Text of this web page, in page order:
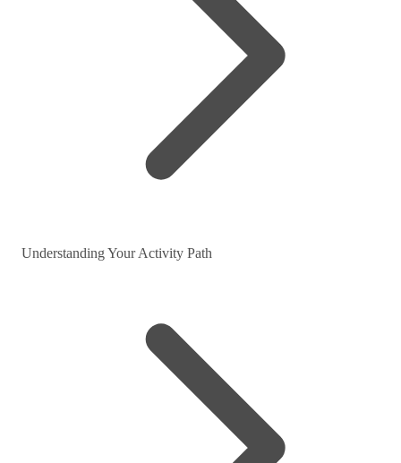
Understanding Your Activity Path